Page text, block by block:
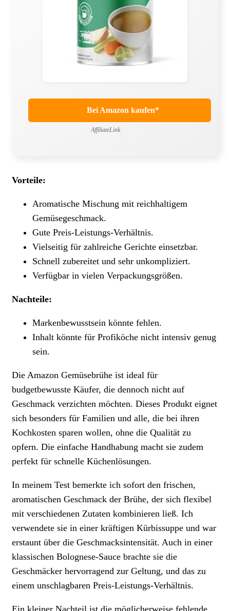
Bei Amazon kaufen*
AffiliateLink
Vorteile:
Aromatische Mischung mit reichhaltigem
Gemüsegeschmack.
Gute Preis-Leistungs-Verhältnis.
Vielseitig für zahlreiche Gerichte einsetzbar.
Schnell zubereitet und sehr unkompliziert.
Verfügbar in vielen Verpackungsgrößen.
Nachteile:
Markenbewusstsein könnte fehlen.
Inhalt könnte für Profiköche nicht intensiv genug
sein.
Die Amazon Gemüsebrühe ist ideal für
budgetbewusste Käufer, die dennoch nicht auf
Geschmack verzichten möchten. Dieses Produkt eignet
sich besonders für Familien und alle, die bei ihren
Kochkosten sparen wollen, ohne die Qualität zu
opfern. Die einfache Handhabung macht sie zudem
perfekt für schnelle Küchenlösungen.
In meinem Test bemerkte ich sofort den frischen,
aromatischen Geschmack der Brühe, der sich flexibel
mit verschiedenen Zutaten kombinieren ließ. Ich
verwendete sie in einer kräftigen Kürbissuppe und war
erstaunt über die Geschmacksintensität. Auch in einer
klassischen Bolognese-Sauce brachte sie die
Geschmäcker hervorragend zur Geltung, und das zu
einem unschlagbaren Preis-Leistungs-Verhältnis.